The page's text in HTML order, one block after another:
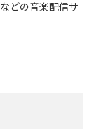
などの音楽配信サ